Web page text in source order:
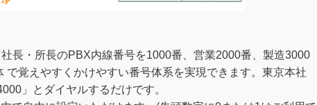
長・所長のPBX内線番号を1000番、営業2000番、製造3000
覚えやすくかけやすい番号体系を実現できます。東京本社
」とダイヤルするだけです。